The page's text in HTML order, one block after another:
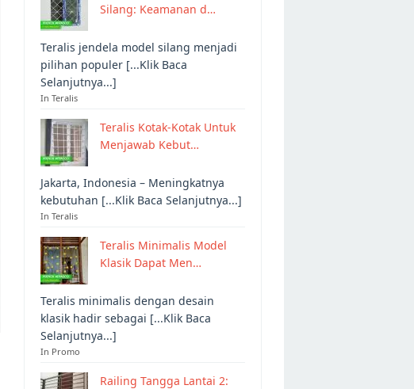
Silang: Keamanan d…
Teralis jendela model silang menjadi
pilihan populer [...Klik Baca
Selanjutnya...]
In Teralis
Teralis Kotak-Kotak Untuk
Menjawab Kebut…
Jakarta, Indonesia – Meningkatnya
kebutuhan [...Klik Baca Selanjutnya...]
In Teralis
Teralis Minimalis Model
Klasik Dapat Men…
Teralis minimalis dengan desain
klasik hadir sebagai [...Klik Baca
Selanjutnya...]
In Promo
Railing Tangga Lantai 2: